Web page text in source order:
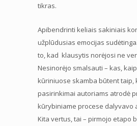
tikras.
Apibendrinti keliais sakiniais
užplūdusias emocijas
to, kad klausytis norėjosi ne
Nesinorėjo smalsauti – kas,
kūriniuose skamba būtent taip,
pasirinkimai autoriams atrodė
kūrybiniame procese dalyvavo
Kita vertus, tai – pirmojo etapo